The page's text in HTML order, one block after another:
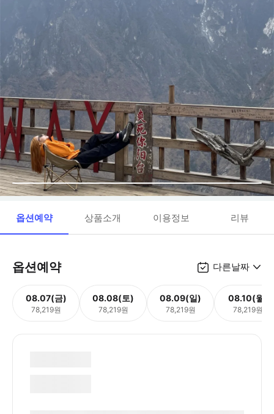
옵션예약 상품소개 이용정보 리뷰
옵션예약 다른날짜
08.07(금)
78,219원
08.08(토)
78,219원
08.09(일)
78,219원
08.10(월)
78,219원